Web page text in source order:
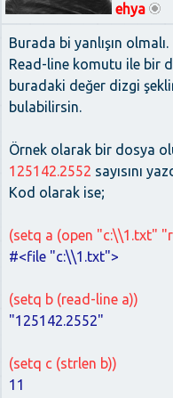
ehya
Burada bi yanlışın olmalı.
Read-line komutu ile bir
buradaki değer dizgi
bulabilirsin.
Örnek olarak bir dosya
125142.2552 sayısını
Kod olarak ise;
(setq a (open "c:\\1.txt"
#<file "c:\\1.txt">
(setq b (read-line a))
"125142.2552"
(setq c (strlen b))
11